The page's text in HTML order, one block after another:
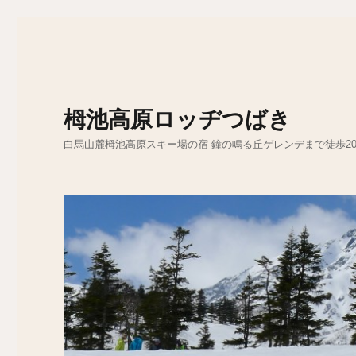
栂池高原ロッヂつばき
白馬山麓栂池高原スキー場の宿 鐘の鳴る丘ゲレンデまで徒歩